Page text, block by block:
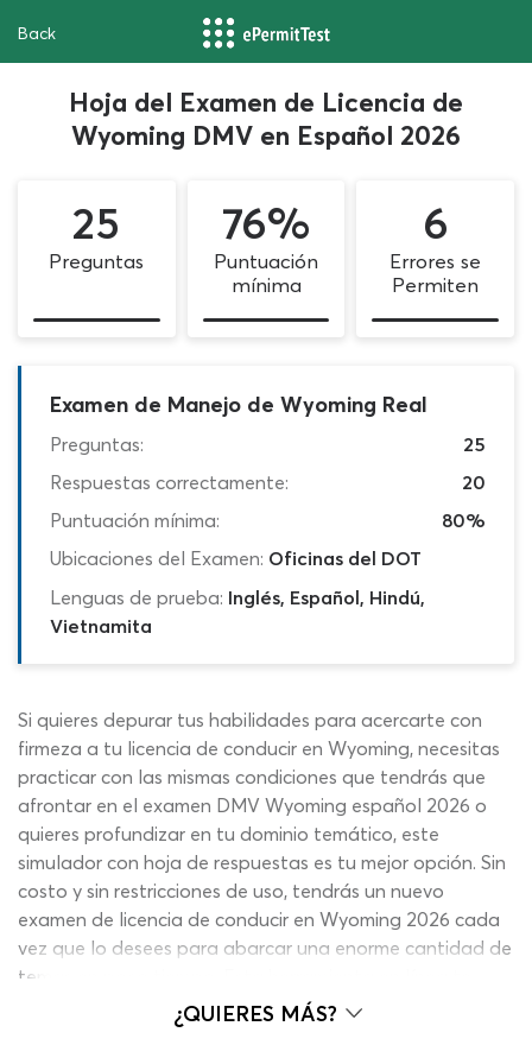
Back
Hoja del Examen de Licencia de
Wyoming DMV en Español 2026
25
Preguntas
76%
Puntuación
mínima
6
Errores se
Permiten
Examen de Manejo de Wyoming Real
Preguntas:
25
Respuestas correctamente:
20
Puntuación mínima:
80%
Ubicaciones del Examen: Oficinas del DOT
Lenguas de prueba: Inglés, Español, Hindú,
Vietnamita
Si quieres depurar tus habilidades para acercarte con
firmeza a tu licencia de conducir en Wyoming, necesitas
practicar con las mismas condiciones que tendrás que
afrontar en el examen DMV Wyoming español 2026 o
quieres profundizar en tu dominio temático, este
simulador con hoja de respuestas es tu mejor opción. Sin
costo y sin restricciones de uso, tendrás un nuevo
examen de licencia de conducir en Wyoming 2026 cada
vez que lo desees para abarcar una enorme cantidad de
temas en poco tiempo. Esta herramienta en línea te
permitirá llevar tu preparación al siguiente nivel gracias a
una combinación de formato, contenidos y funciones
¿QUIERES MÁS?